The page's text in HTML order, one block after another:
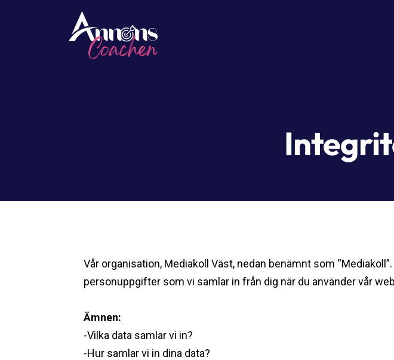
Vår organisation, Mediakoll Väst, nedan benämnt som
personuppgifter som vi samlar in från dig när du använder vår
Ämnen:
-Vilka data samlar vi in?
-Hur samlar vi in dina data?